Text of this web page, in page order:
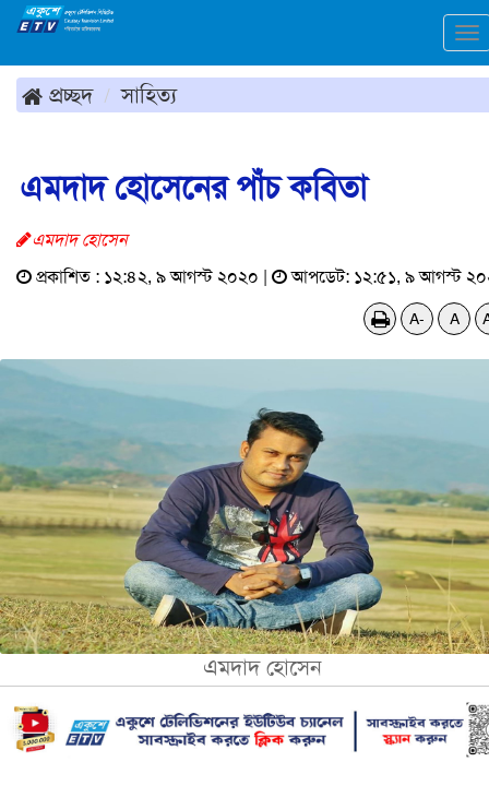
প্রচ্ছদ সাহিত্য
এমদাদ হোসেনের পাঁচ কবিতা
এমদাদ হোসেন
প্রকাশিত : ১২:৪২, ৯ আগস্ট ২০২০ |
আপডেট: ১২:৫১, ৯ আগস্ট
A- A
এমদাদ হোসেন